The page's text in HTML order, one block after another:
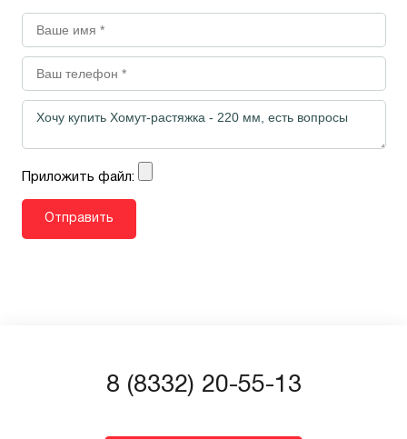
Приложить файл:
8 (8332) 20-55-13